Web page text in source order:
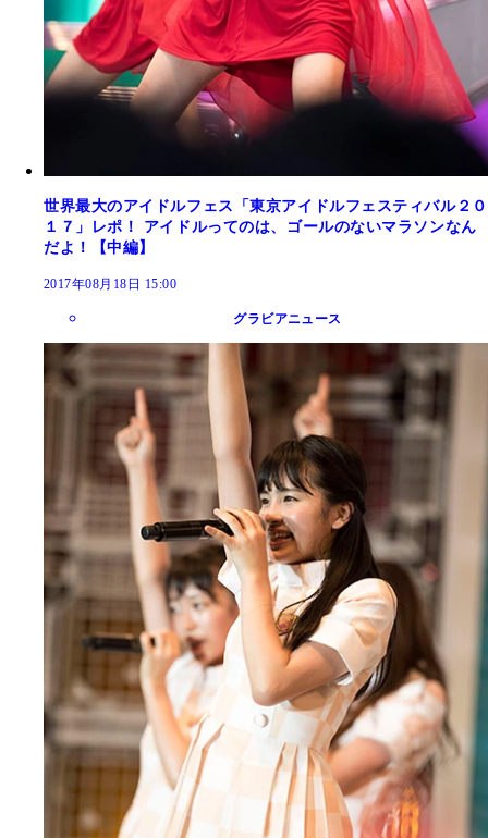
世界最大のアイドルフェス「東京アイドルフェスティバル２０
１７」レポ！ アイドルってのは、ゴールのないマラソンなん
だよ！【中編】
2017年08月18日 15:00
グラビアニュース